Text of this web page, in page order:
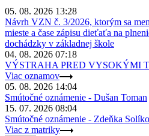
05. 08. 2026 13:28
Návrh VZN č. 3/2026, ktorým sa
mieste a čase zápisu dieťaťa na
dochádzky v základnej škole
04. 08. 2026 07:18
VÝSTRAHA PRED VYSOKÝMI
Viac oznamov
05. 08. 2026 14:04
Smútočné oznámenie - Dušan Toman
15. 07. 2026 08:04
Smútočné oznámenie - Zdeňka
Viac z matriky